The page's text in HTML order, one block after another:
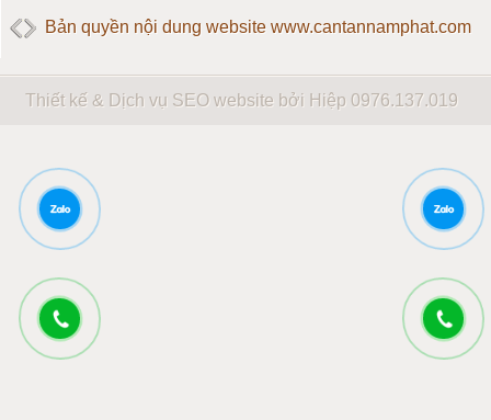
Loadcell 50 tấn
Bản quyền nội dung website www.cantannamphat.com
Thiết kế & Dịch vụ SEO website bởi Hiệp 0976.137.019